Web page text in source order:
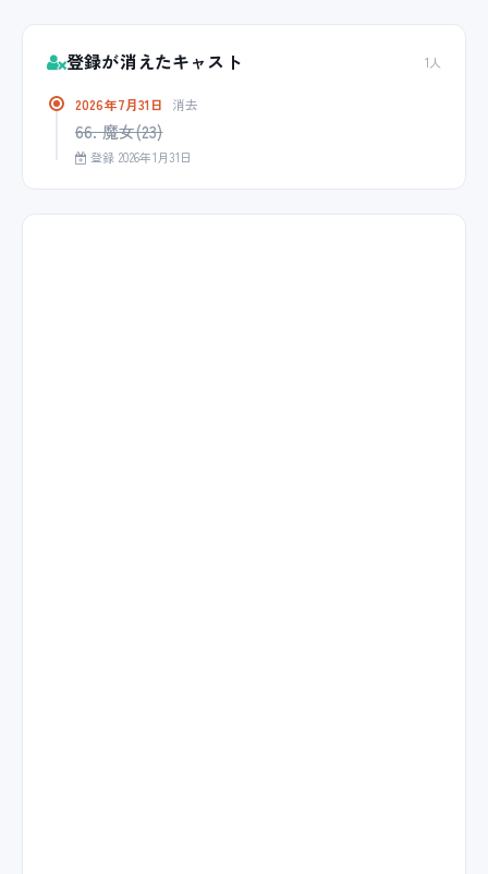
登録が消えたキャスト 1人
2026年7月31日 消去
66. 魔女(23)
登録 2026年1月31日